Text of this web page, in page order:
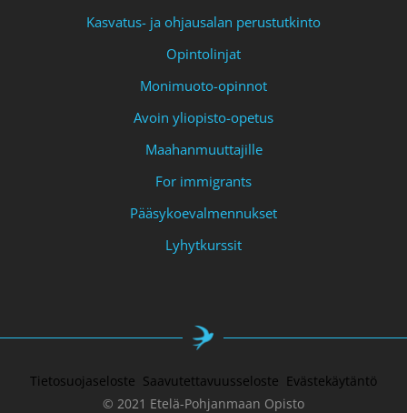
Kasvatus- ja ohjausalan perustutkinto
Opintolinjat
Monimuoto-opinnot
Avoin yliopisto-opetus
Maahanmuuttajille
For immigrants
Pääsykoevalmennukset
Lyhytkurssit
Tietosuojaseloste Saavutettavuusseloste Evästekäytäntö
© 2021 Etelä-Pohjanmaan Opisto